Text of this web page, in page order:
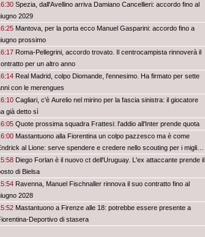
Spezia, dall'Avellino arriva Damiano Cancellieri: accordo fino al
2029
Mantova, per la porta ecco Manuel Gasparini: accordo fino a
prossimo
Roma-Pellegrini, accordo trovato. Il centrocampista rinnoverà il
per un altro anno
Real Madrid, colpo Diomande, l'ennesimo. Ha firmato per sette
con le merengues
Cagliari, c'è Aurelio nel mirino per la fascia sinistra: il giocatore
già detto sì
Quote prossima squadra Frattesi: l'addio all'Inter prende quota
Mastantuono alla Fiorentina un colpo pazzesco ma è come
al Lione: serve spendere e credere nello scouting per i migliori
Giovani italiani: attenzione perché qualcosa sta cambiando
Diego Forlan è il nuovo ct dell'Uruguay. L'ex attaccante prende il
di Bielsa
Ravenna, Manuel Fischnaller rinnova il suo contratto fino al
2028
Mastantuono a Firenze alle 18: potrebbe essere presente a
Deportivo di stasera